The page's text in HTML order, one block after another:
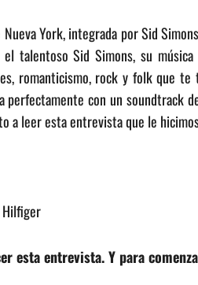
Nueva York, integrada por Sid
el talentoso Sid Simons, su
romanticismo, rock y folk que
perfectamente con un soundtrack
a leer esta entrevista que le
Hilfiger
esta entrevista. Y para